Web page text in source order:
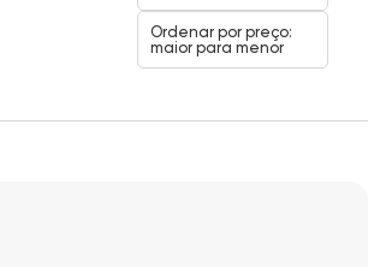
Ordenar por preço:
maior para menor